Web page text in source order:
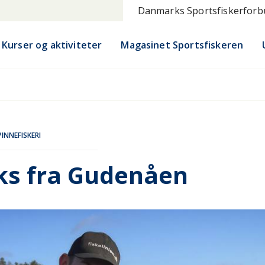
Danmarks
Kurser og aktiviteter Magasinet Sportsfiskeren
fra Gudenåen